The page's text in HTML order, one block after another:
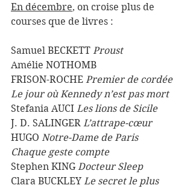
En décembre, on croise plus de
courses que de livres :
Samuel BECKETT Proust
Amélie NOTHOMB
FRISON-ROCHE Premier de cordée
Le jour où Kennedy n’est pas mort
Stefania AUCI Les lions de Sicile
J. D. SALINGER L’attrape-cœur
HUGO Notre-Dame de Paris
Chaque geste compte
Stephen KING Docteur Sleep
Clara BUCKLEY Le secret le plus